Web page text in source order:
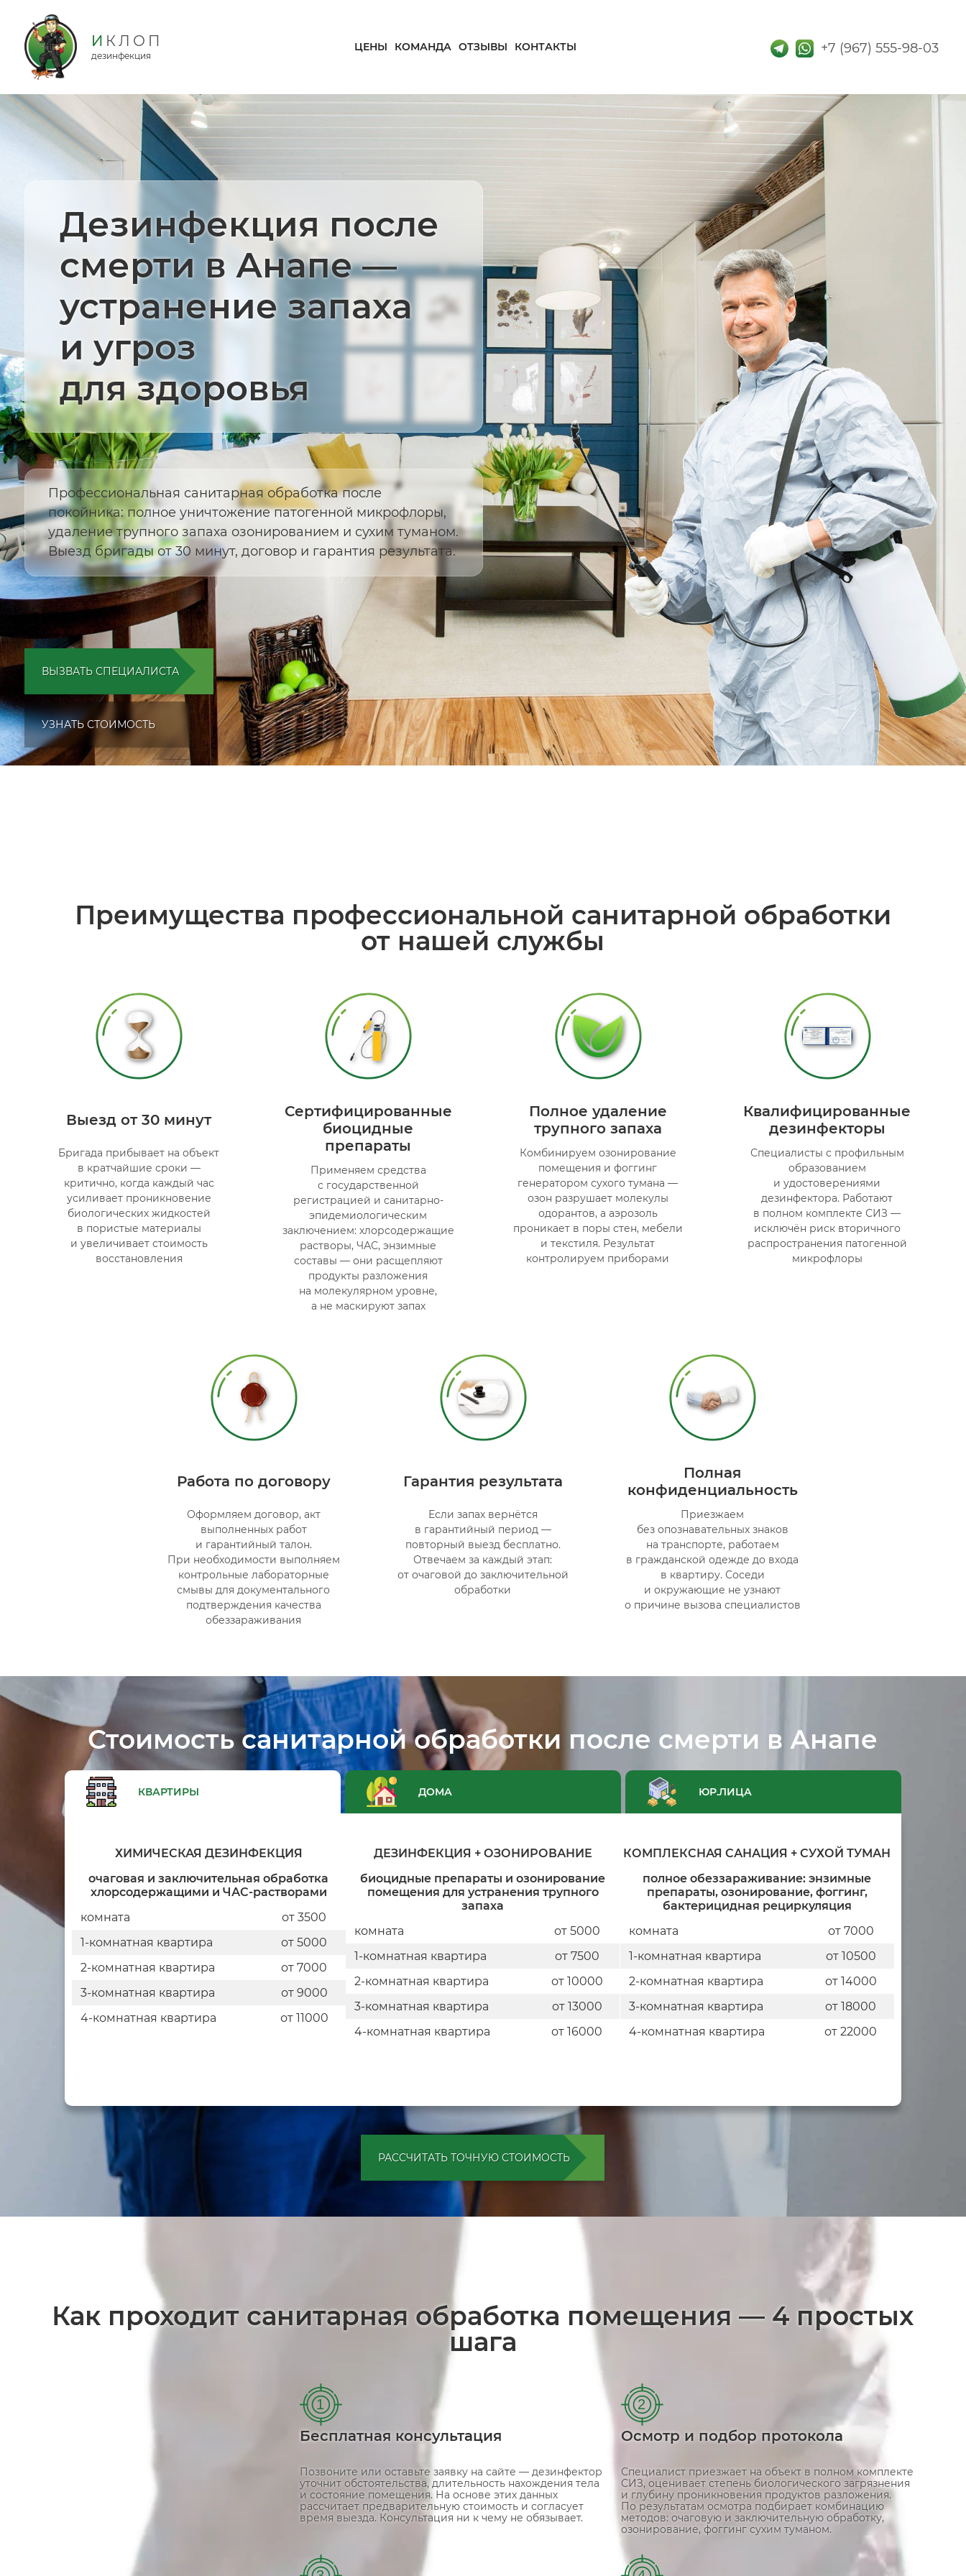
дезинфекция
ЦЕНЫ КОМАНДА ОТЗЫВЫ КОНТАКТЫ
Дезинфекция после
смерти в Анапе —
устранение запаха
и угроз
для здоровья
Профессиональная санитарная обработка после
покойника: полное уничтожение патогенной микрофлоры,
удаление трупного запаха озонированием и сухим туманом.
Выезд бригады от 30 минут, договор и гарантия результата.
ВЫЗВАТЬ СПЕЦИАЛИСТА
УЗНАТЬ СТОИМОСТЬ
Преимущества профессиональной санитарной обработки
от нашей службы
Выезд от 30 минут
Бригада прибывает на объект
в кратчайшие сроки —
критично, когда каждый час
усиливает проникновение
биологических жидкостей
в пористые материалы
и увеличивает стоимость
восстановления
Сертифицированные
биоцидные
препараты
Применяем средства
с государственной
регистрацией и санитарно-
эпидемиологическим
заключением: хлорсодержащие
растворы, ЧАС, энзимные
составы — они расщепляют
продукты разложения
на молекулярном уровне,
а не маскируют запах
Полное удаление
трупного запаха
Комбинируем озонирование
помещения и фоггинг
генератором сухого тумана —
озон разрушает молекулы
одорантов, а аэрозоль
проникает в поры стен, мебели
и текстиля. Результат
контролируем приборами
Квалифицированные
дезинфекторы
Специалисты с профильным
образованием
и удостоверениями
дезинфектора. Работают
в полном комплекте СИЗ —
исключён риск вторичного
распространения патогенной
микрофлоры
Работа по договору
Оформляем договор, акт
выполненных работ
и гарантийный талон.
При необходимости выполняем
контрольные лабораторные
смывы для документального
подтверждения качества
обеззараживания
Гарантия результата
Если запах вернётся
в гарантийный период —
повторный выезд бесплатно.
Отвечаем за каждый этап:
от очаговой до заключительной
обработки
Полная
конфиденциальность
Приезжаем
без опознавательных знаков
на транспорте, работаем
в гражданской одежде до входа
в квартиру. Соседи
и окружающие не узнают
о причине вызова специалистов
Стоимость санитарной обработки после смерти в Анапе
КВАРТИРЫ ДОМА ЮР.ЛИЦА
ХИМИЧЕСКАЯ ДЕЗИНФЕКЦИЯ
очаговая и заключительная обработка
хлорсодержащими и ЧАС-растворами
комната
от 3500
1-комнатная квартира
от 5000
2-комнатная квартира
от 7000
3-комнатная квартира
от 9000
4-комнатная квартира
от 11000
ДЕЗИНФЕКЦИЯ + ОЗОНИРОВАНИЕ
биоцидные препараты и озонирование
помещения для устранения трупного
запаха
комната
от 5000
1-комнатная квартира
от 7500
2-комнатная квартира
от 10000
3-комнатная квартира
от 13000
4-комнатная квартира
от 16000
КОМПЛЕКСНАЯ САНАЦИЯ + СУХОЙ ТУМАН
полное обеззараживание: энзимные
препараты, озонирование, фоггинг,
бактерицидная рециркуляция
комната
от 7000
1-комнатная квартира
от 10500
2-комнатная квартира
от 14000
3-комнатная квартира
от 18000
4-комнатная квартира
от 22000
РАССЧИТАТЬ ТОЧНУЮ СТОИМОСТЬ
Как проходит санитарная обработка помещения — 4 простых
шага
1
Бесплатная консультация
Позвоните или оставьте заявку на сайте — дезинфектор
уточнит обстоятельства, длительность нахождения тела
и состояние помещения. На основе этих данных
рассчитает предварительную стоимость и согласует
время выезда. Консультация ни к чему не обязывает.
2
Осмотр и подбор протокола
Специалист приезжает на объект в полном комплекте
СИЗ, оценивает степень биологического загрязнения
и глубину проникновения продуктов разложения.
По результатам осмотра подбирает комбинацию
методов: очаговую и заключительную обработку,
озонирование, фоггинг сухим туманом.